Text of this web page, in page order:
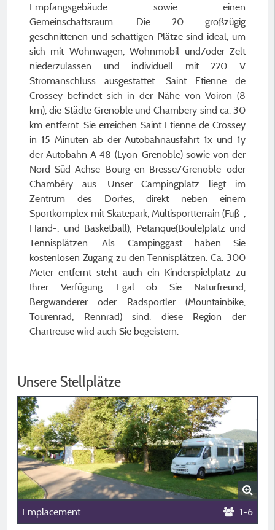
Empfangsgebäude sowie einen
Gemeinschaftsraum. Die 20 großzügig
geschnittenen und schattigen Plätze sind ideal, um
sich mit Wohnwagen, Wohnmobil und/oder Zelt
niederzulassen und individuell mit 220 V
Stromanschluss ausgestattet. Saint Etienne de
Crossey befindet sich in der Nähe von Voiron (8
km), die Städte Grenoble und Chambery sind ca. 30
km entfernt. Sie erreichen Saint Etienne de Crossey
in 15 Minuten ab der Autobahnausfahrt 1x und 1y
der Autobahn A 48 (Lyon-Grenoble) sowie von der
Nord-Süd-Achse Bourg-en-Bresse/Grenoble oder
Chambéry aus. Unser Campingplatz liegt im
Zentrum des Dorfes, direkt neben einem
Sportkomplex mit Skatepark, Multisportterrain (Fuß-,
Hand-, und Basketball), Petanque(Boule)platz und
Tennisplätzen. Als Campinggast haben Sie
kostenlosen Zugang zu den Tennisplätzen. Ca. 300
Meter entfernt steht auch ein Kinderspielplatz zu
Ihrer Verfügung. Egal ob Sie Naturfreund,
Bergwanderer oder Radsportler (Mountainbike,
Tourenrad, Rennrad) sind: diese Region der
Chartreuse wird auch Sie begeistern.
Unsere Stellplätze
Emplacement 1-6